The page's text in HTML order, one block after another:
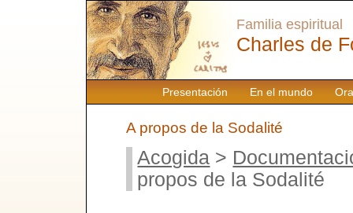
Presentación En el mundo
Familia espiritual
Charles de
A propos de la Sodalité
Acogida >
propos de la Sodalité